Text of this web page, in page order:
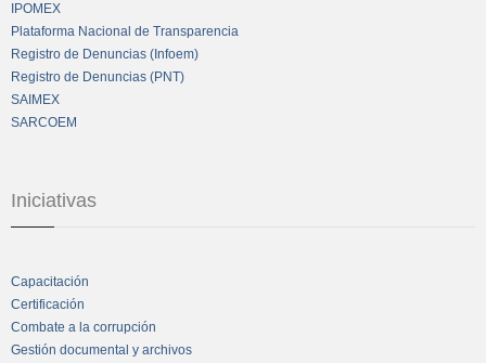
IPOMEX
Plataforma Nacional de Transparencia
Registro de Denuncias (Infoem)
Registro de Denuncias (PNT)
SAIMEX
SARCOEM
Iniciativas
Capacitación
Certificación
Combate a la corrupción
Gestión documental y archivos